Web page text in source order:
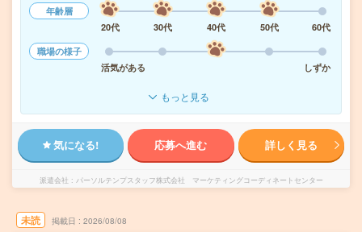
年齢層
20代
30代 40代 50代
60代
職場の様子
活気がある
しずか
もっと見る
気になる! 応募へ進む 詳しく見る
派遣会社 パーソルテンプスタッフ株式会社 マーケティングコーディネートセンター
未読 掲載日 2026/08/08